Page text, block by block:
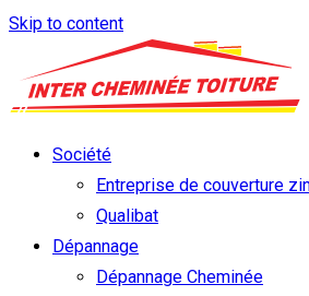
Skip to content
Société
Entreprise de couverture
Qualibat
Dépannage
Dépannage Cheminée